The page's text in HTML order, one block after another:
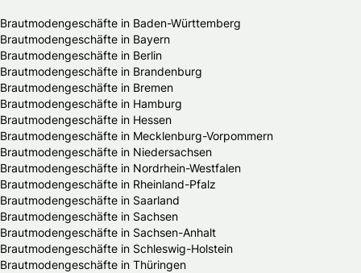
Brautmodengeschäfte in Baden-Württemberg
Brautmodengeschäfte in Bayern
Brautmodengeschäfte in Berlin
Brautmodengeschäfte in Brandenburg
Brautmodengeschäfte in Bremen
Brautmodengeschäfte in Hamburg
Brautmodengeschäfte in Hessen
Brautmodengeschäfte in Mecklenburg-Vorpommern
Brautmodengeschäfte in Niedersachsen
Brautmodengeschäfte in Nordrhein-Westfalen
Brautmodengeschäfte in Rheinland-Pfalz
Brautmodengeschäfte in Saarland
Brautmodengeschäfte in Sachsen
Brautmodengeschäfte in Sachsen-Anhalt
Brautmodengeschäfte in Schleswig-Holstein
Brautmodengeschäfte in Thüringen